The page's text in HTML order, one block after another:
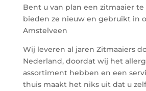
Bent u van plan een zitmaaier
bieden ze nieuw en gebruikt in
Amstelveen
Wij leveren al jaren Zitmaaiers
Nederland, doordat wij het
assortiment hebben en een
thuis maakt het niks uit dat u